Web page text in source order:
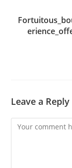
Leave a Reply